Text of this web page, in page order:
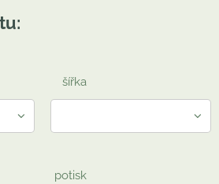
šířka
potisk